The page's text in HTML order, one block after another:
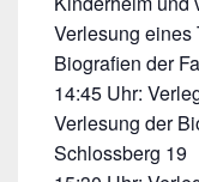
Verlesung eines
Biografien der
14:45 Uhr:
Verlesung der
Schlossberg 19